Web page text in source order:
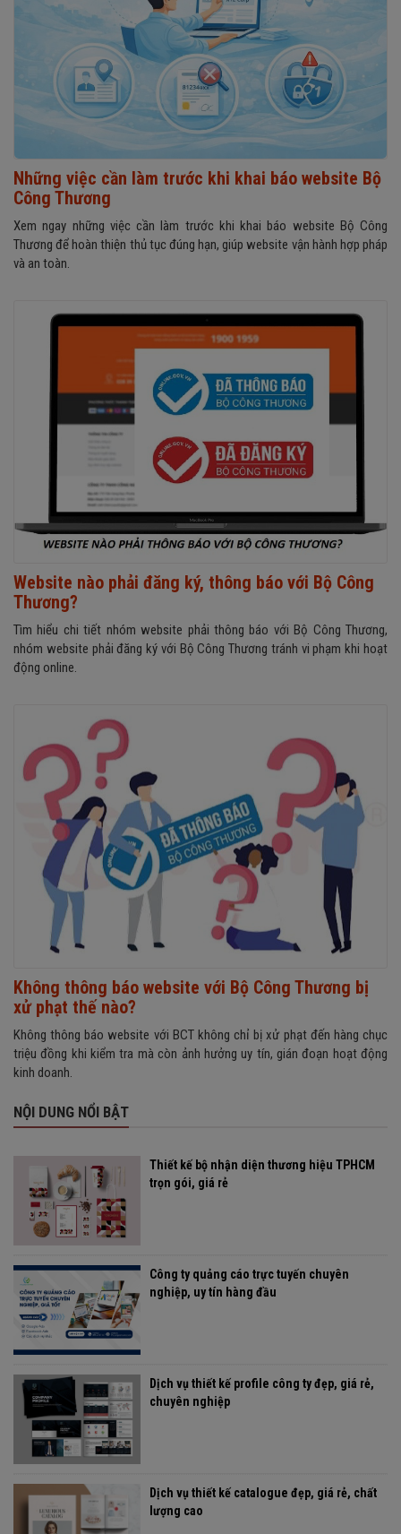
Những việc cần làm trước khi khai báo website Bộ
Công Thương
Xem ngay những việc cần làm trước khi khai báo website Bộ Công
Thương để hoàn thiện thủ tục đúng hạn, giúp website vận hành hợp pháp
và an toàn.
Website nào phải đăng ký, thông báo với Bộ Công
Thương?
Tìm hiểu chi tiết nhóm website phải thông báo với Bộ Công Thương,
nhóm website phải đăng ký với Bộ Công Thương tránh vi phạm khi hoạt
động online.
Không thông báo website với Bộ Công Thương bị
xử phạt thế nào?
Không thông báo website với BCT không chỉ bị xử phạt đến hàng chục
triệu đồng khi kiểm tra mà còn ảnh hưởng uy tín, gián đoạn hoạt động
kinh doanh.
NỘI DUNG NỔI BẬT
Thiết kế bộ nhận diện thương hiệu TPHCM
trọn gói, giá rẻ
Công ty quảng cáo trực tuyến chuyên
nghiệp, uy tín hàng đầu
Dịch vụ thiết kế profile công ty đẹp, giá rẻ,
chuyên nghiệp
Dịch vụ thiết kế catalogue đẹp, giá rẻ, chất
lượng cao